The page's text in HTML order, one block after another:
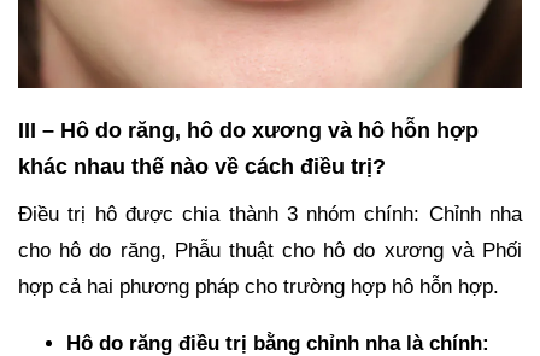
III – Hô do răng, hô do xương và hô hỗn hợp
khác nhau thế nào về cách điều trị?
Điều trị hô được chia thành 3 nhóm chính: Chỉnh nha
cho hô do răng, Phẫu thuật cho hô do xương và Phối
hợp cả hai phương pháp cho trường hợp hô hỗn hợp.
Hô do răng điều trị bằng chỉnh nha là chính: